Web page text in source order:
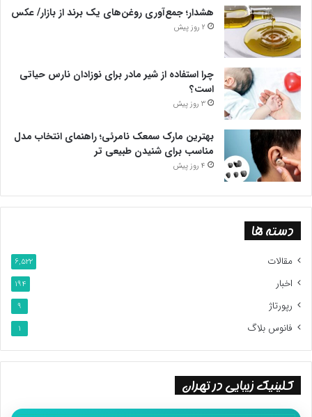
هشدار؛ جمع‌آوری روغن‌های یک برند از بازار/ عکس
2 روز پیش
چرا استفاده از شیر مادر برای نوزادان نارس حیاتی
است؟
3 روز پیش
بهترین مارک سمعک نامرئی؛ راهنمای انتخاب مدل
مناسب برای شنیدن طبیعی تر
4 روز پیش
دسته ها
مقالات 6,522
اخبار 194
رپورتاژ 9
فانوس بلاگ 1
کلینیک زیبایی در تهران